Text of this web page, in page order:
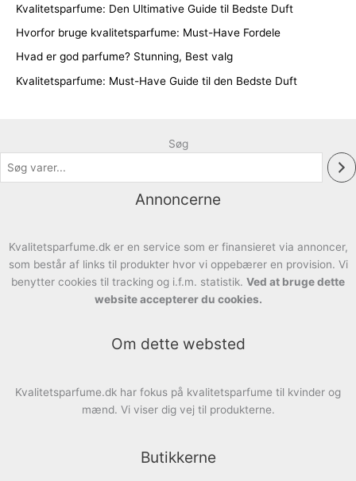
Kvalitetsparfume: Den Ultimative Guide til Bedste Duft
Hvorfor bruge kvalitetsparfume: Must-Have Fordele
Hvad er god parfume? Stunning, Best valg
Kvalitetsparfume: Must-Have Guide til den Bedste Duft
Søg
Annoncerne
Kvalitetsparfume.dk er en service som er finansieret via annoncer,
som består af links til produkter hvor vi oppebærer en provision. Vi
benytter cookies til tracking og i.f.m. statistik. Ved at bruge dette
website accepterer du cookies.
Om dette websted
Kvalitetsparfume.dk har fokus på kvalitetsparfume til kvinder og
mænd. Vi viser dig vej til produkterne.
Butikkerne